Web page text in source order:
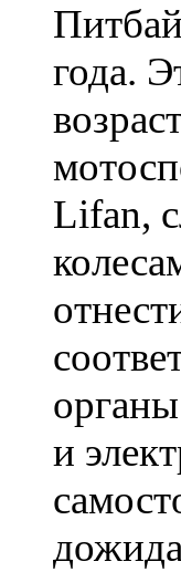
года.
Lifan,
и